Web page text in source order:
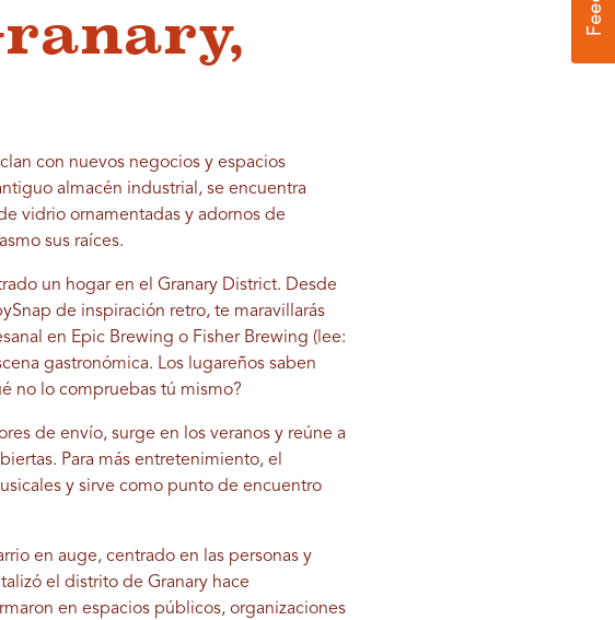
con nuevos negocios y espacios
almacén industrial, se encuentra
vidrio ornamentadas y adornos de
sus raíces.
un hogar en el Granary District. Desde
de inspiración retro, te maravillarás
en Epic Brewing o Fisher Brewing (lee:
gastronómica. Los lugareños saben
no lo compruebas tú mismo?
de envío, surge en los veranos y reúne a
Para más entretenimiento, el
y sirve como punto de encuentro
en auge, centrado en las personas y
el distrito de Granary hace
en espacios públicos, organizaciones